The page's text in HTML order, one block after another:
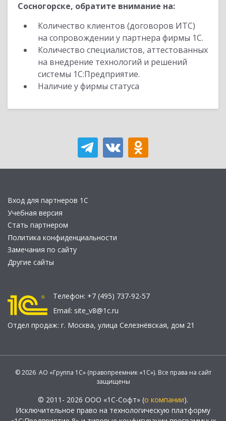
Сосногорске, обратите внимание на:
Количество клиентов (договоров ИТС)
на сопровождении у партнера фирмы 1С.
Количество специалистов, аттестованных
на внедрение технологий и решений
системы 1С:Предприятие.
Наличие у фирмы статуса
Вход для партнеров 1С
Учебная версия
Стать партнером
Политика конфиденциальности
Замечания по сайту
Другие сайты
Телефон: +7 (495) 737-92-57
Email: site_v8@1c.ru
Отдел продаж: г. Москва, улица Селезнёвская, дом 21
© 2026 АО «Группа 1С» (правопреемник «1С»). Все права на сайт
защищены
© 2011- 2026 ООО «1С-Софт» (о компании).
Исключительное право на технологическую платформу